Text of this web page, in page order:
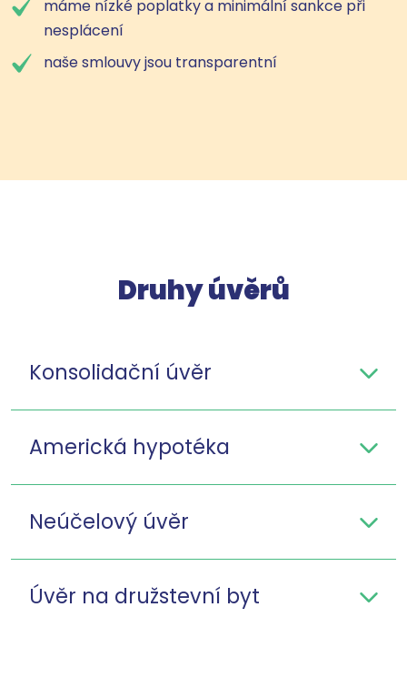
máme nízké poplatky a minimální sankce při
nesplácení
naše smlouvy jsou transparentní
Druhy úvěrů
Konsolidační úvěr
Americká hypotéka
Neúčelový úvěr
Úvěr na družstevní byt